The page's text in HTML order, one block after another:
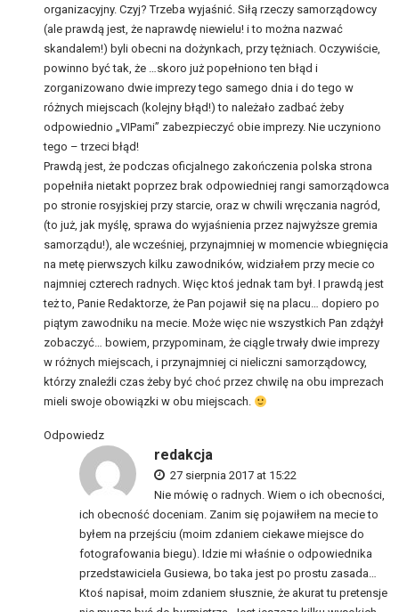
organizacyjny. Czyj? Trzeba wyjaśnić. Siłą rzeczy samorządowcy
(ale prawdą jest, że naprawdę niewielu! i to można nazwać
skandalem!) byli obecni na dożynkach, przy tężniach. Oczywiście,
powinno być tak, że …skoro już popełniono ten błąd i
zorganizowano dwie imprezy tego samego dnia i do tego w
różnych miejscach (kolejny błąd!) to należało zadbać żeby
odpowiednio „VIPami” zabezpieczyć obie imprezy. Nie uczyniono
tego – trzeci błąd!
Prawdą jest, że podczas oficjalnego zakończenia polska strona
popełniła nietakt poprzez brak odpowiedniej rangi samorządowca
po stronie rosyjskiej przy starcie, oraz w chwili wręczania nagród,
(to już, jak myślę, sprawa do wyjaśnienia przez najwyższe gremia
samorządu!), ale wcześniej, przynajmniej w momencie wbiegnięcia
na metę pierwszych kilku zawodników, widziałem przy mecie co
najmniej czterech radnych. Więc ktoś jednak tam był. I prawdą jest
też to, Panie Redaktorze, że Pan pojawił się na placu… dopiero po
piątym zawodniku na mecie. Może więc nie wszystkich Pan zdążył
zobaczyć… bowiem, przypominam, że ciągle trwały dwie imprezy
w różnych miejscach, i przynajmniej ci nieliczni samorządowcy,
którzy znaleźli czas żeby być choć przez chwilę na obu imprezach
mieli swoje obowiązki w obu miejscach.
Odpowiedz
redakcja
27 sierpnia 2017 at 15:22
Nie mówię o radnych. Wiem o ich obecności,
ich obecność doceniam. Zanim się pojawiłem na mecie to
byłem na przejściu (moim zdaniem ciekawe miejsce do
fotografowania biegu). Idzie mi właśnie o odpowiednika
przedstawiciela Gusiewa, bo taka jest po prostu zasada…
Ktoś napisał, moim zdaniem słusznie, że akurat tu pretensje